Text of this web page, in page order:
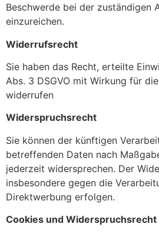
Beschwerde bei der zuständigen
einzureichen.
Widerrufsrecht
Sie haben das Recht, erteilte
Abs. 3 DSGVO mit Wirkung für
widerrufen
Widerspruchsrecht
Sie können der künftigen
betreffenden Daten nach
jederzeit widersprechen. Der
insbesondere gegen die
Direktwerbung erfolgen.
Cookies und